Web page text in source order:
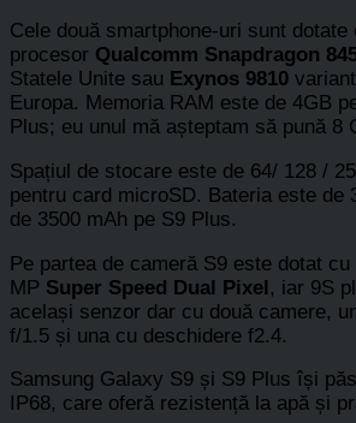
Cele două smartphone-uri sunt dotate
procesor Qualcomm Snapdragon
Statele Unite sau Exynos 9810
Europa. Memoria RAM este de 4GB
Plus; eu unul mă așteptam să pună 8
Spațiul de stocare este de 64/ 128 /
pentru card microSD. Bateria este de
de 3500 mAh pe S9 Plus.
Pe partea de cameră S9 este dotat
MP Super Speed Dual Pixel, iar 9S
același senzor dar cu două camere,
f/1.5 și una cu deschidere f2.4.
Samsung Galaxy S9 și S9 Plus își
IP68, care oferă rezistență la apă și